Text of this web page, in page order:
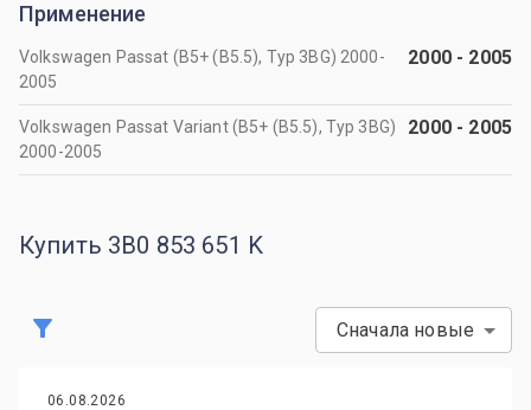
Применение
Volkswagen Passat (B5+ (B5.5), Typ 3BG) 2000-
2005
2000- 2005
Volkswagen Passat Variant (B5+ (B5.5), Typ 3BG)
2000-2005
2000- 2005
Купить 3B0 853 651 K
Сначала новые
06.08.2026